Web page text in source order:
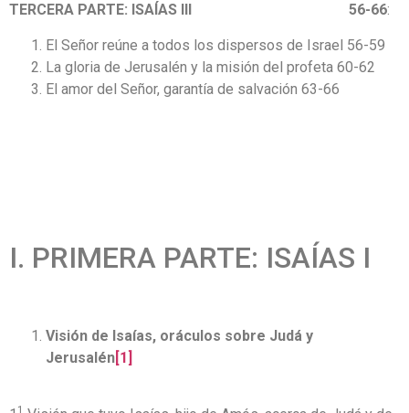
TERCERA PARTE: ISAÍAS III 56-66:
El Señor reúne a todos los dispersos de Israel 56-59
La gloria de Jerusalén y la misión del profeta 60-62
El amor del Señor, garantía de salvación 63-66
I. PRIMERA PARTE: ISAÍAS I
Visión de Isaías, oráculos sobre Judá y
Jerusalén[1]
1